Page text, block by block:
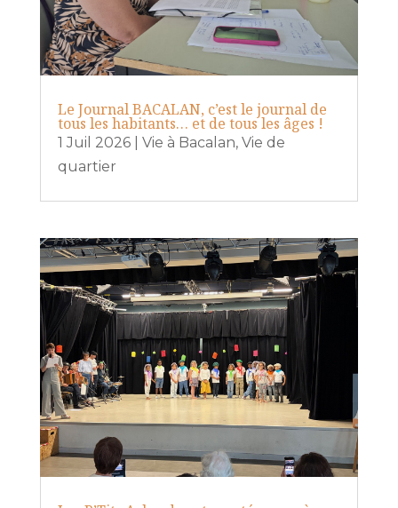
Le Journal BACALAN, c’est le journal de
tous les habitants… et de tous les âges !
1 Juil 2026| Vie à Bacalan, Vie de
quartier